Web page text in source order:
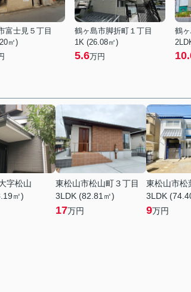
富士見５丁目
㎡)
鶴ヶ島市脚折町１丁目
1K (26.08㎡)
5.6万円
鶴
字松山
㎡)
東松山市松山町３丁目
3LDK (82.81㎡)
17万円
東松山市松
3LDK
9万円